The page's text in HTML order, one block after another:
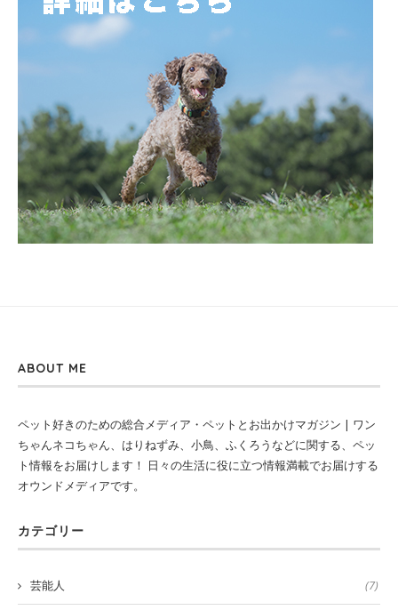
ABOUT ME
ペット好きのための総合メディア・ペットとお出かけマガジン | ワン
ちゃんネコちゃん、はりねずみ、小鳥、ふくろうなどに関する、ペッ
ト情報をお届けします！ 日々の生活に役に立つ情報満載でお届けする
オウンドメディアです。
カテゴリー
芸能人 (7)